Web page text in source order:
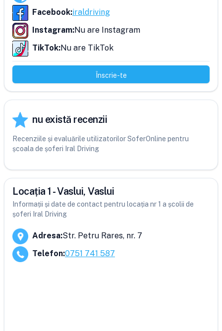
Facebook:iraldriving
Instagram:Nu are Instagram
TikTok:Nu are TikTok
Înscrie-te
nu există recenzii
Recenziile și evaluările utilizatorilor SoferOnline pentru
școala de șoferi Iral Driving
Locația 1 - Vaslui, Vaslui
Informații și date de contact pentru locația nr 1 a școlii de
șoferi Iral Driving
Adresa:Str. Petru Rares, nr. 7
Telefon:0751 741 587